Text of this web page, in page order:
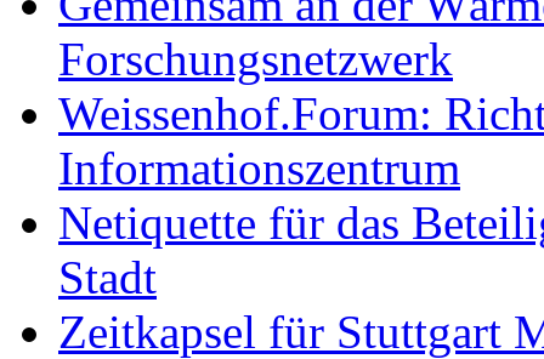
Forschungsnetzwerk
Weissenhof.Forum:
Informationszentrum
Netiquette für das
Stadt
Zeitkapsel für Stuttgart